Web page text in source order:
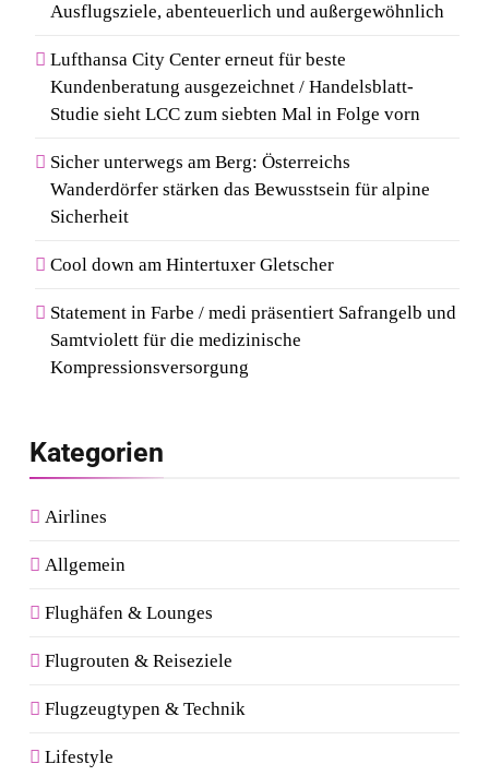
Ausflugsziele, abenteuerlich und außergewöhnlich
Lufthansa City Center erneut für beste
Kundenberatung ausgezeichnet / Handelsblatt-
Studie sieht LCC zum siebten Mal in Folge vorn
Sicher unterwegs am Berg: Österreichs
Wanderdörfer stärken das Bewusstsein für alpine
Sicherheit
Cool down am Hintertuxer Gletscher
Statement in Farbe / medi präsentiert Safrangelb und
Samtviolett für die medizinische
Kompressionsversorgung
Kategorien
Airlines
Allgemein
Flughäfen & Lounges
Flugrouten & Reiseziele
Flugzeugtypen & Technik
Lifestyle